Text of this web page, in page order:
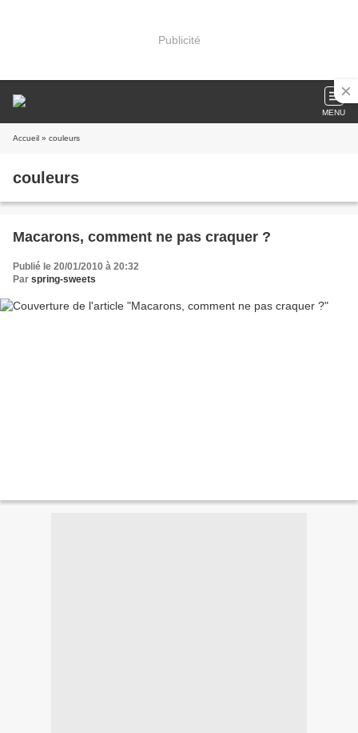
Publicité
MENU
Accueil » couleurs
couleurs
Macarons, comment ne pas craquer ?
Publié le 20/01/2010 à 20:32
Par spring-sweets